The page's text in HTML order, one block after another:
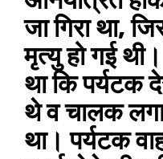
जा गिरा था,
मृत्यु हो गई
था कि पर्यटक
थे व चालक
था। पर्यटक